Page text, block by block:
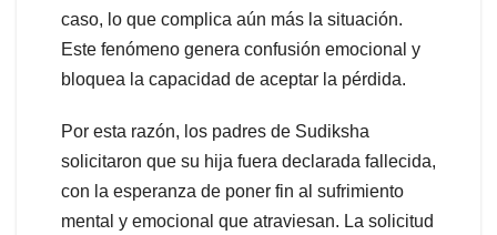
caso, lo que complica aún más la situación.
Este fenómeno genera confusión emocional y
bloquea la capacidad de aceptar la pérdida.
Por esta razón, los padres de Sudiksha
solicitaron que su hija fuera declarada fallecida,
con la esperanza de poner fin al sufrimiento
mental y emocional que atraviesan. La solicitud